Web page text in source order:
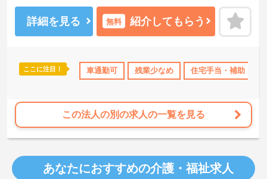
住宅手当・補助 社会保険完備 交通費支給 退職金制度あ
詳細を見る 無料 紹介してもらう
ここに注目！ 車通勤可 残業少なめ 住宅手当・補助
この法人の別の求人の一覧を見る
あなたにおすすめの介護・福祉求人